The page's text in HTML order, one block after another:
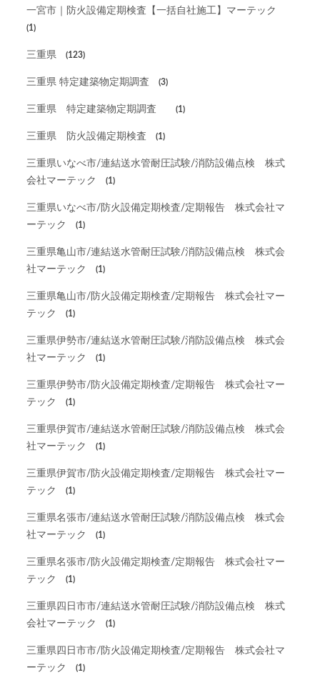
一宮市｜防火設備定期検査【一括自社施工】マーテック
(1)
三重県 (123)
三重県 特定建築物定期調査 (3)
三重県 特定建築物定期調査 (1)
三重県 防火設備定期検査 (1)
三重県いなべ市/連結送水管耐圧試験/消防設備点検 株式
会社マーテック
(1)
三重県いなべ市/防火設備定期検査/定期報告 株式会社マ
ーテック
(1)
三重県亀山市/連結送水管耐圧試験/消防設備点検 株式会
社マーテック
(1)
三重県亀山市/防火設備定期検査/定期報告 株式会社マー
テック
(1)
三重県伊勢市/連結送水管耐圧試験/消防設備点検 株式会
社マーテック
(1)
三重県伊勢市/防火設備定期検査/定期報告 株式会社マー
テック
(1)
三重県伊賀市/連結送水管耐圧試験/消防設備点検 株式会
社マーテック
(1)
三重県伊賀市/防火設備定期検査/定期報告 株式会社マー
テック
(1)
三重県名張市/連結送水管耐圧試験/消防設備点検 株式会
社マーテック
(1)
三重県名張市/防火設備定期検査/定期報告 株式会社マー
テック
(1)
三重県四日市市/連結送水管耐圧試験/消防設備点検 株式
会社マーテック
(1)
三重県四日市市/防火設備定期検査/定期報告 株式会社マ
ーテック
(1)